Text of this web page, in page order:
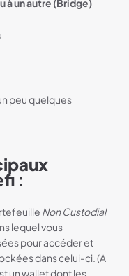
à un autre (Bridge)
peu quelques
:
Non Custodial
lequel vous
pour accéder et
dans celui-ci. (A
un wallet dont les